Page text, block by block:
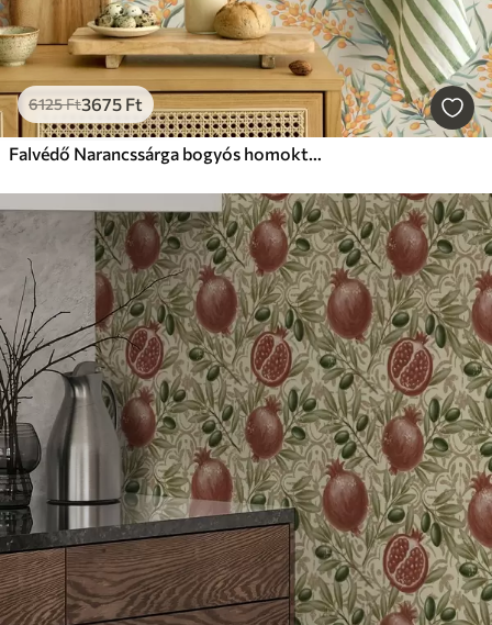
6125Ft3675 Ft
Falvédő Narancssárga bogyós homoktövis ágak, világos háttérrel